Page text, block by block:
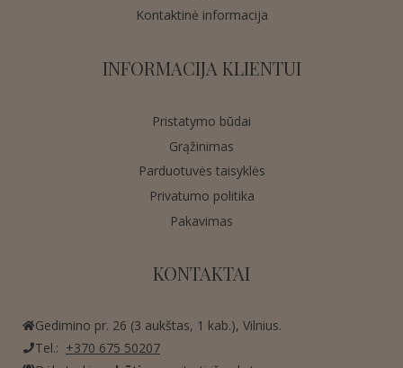
Kontaktinė informacija
INFORMACIJA KLIENTUI
Pristatymo būdai
Grąžinimas
Parduotuvės taisyklės
Privatumo politika
Pakavimas
KONTAKTAI
Gedimino pr. 26 (3 aukštas, 1 kab.), Vilnius.
Tel.: +370 675 50207